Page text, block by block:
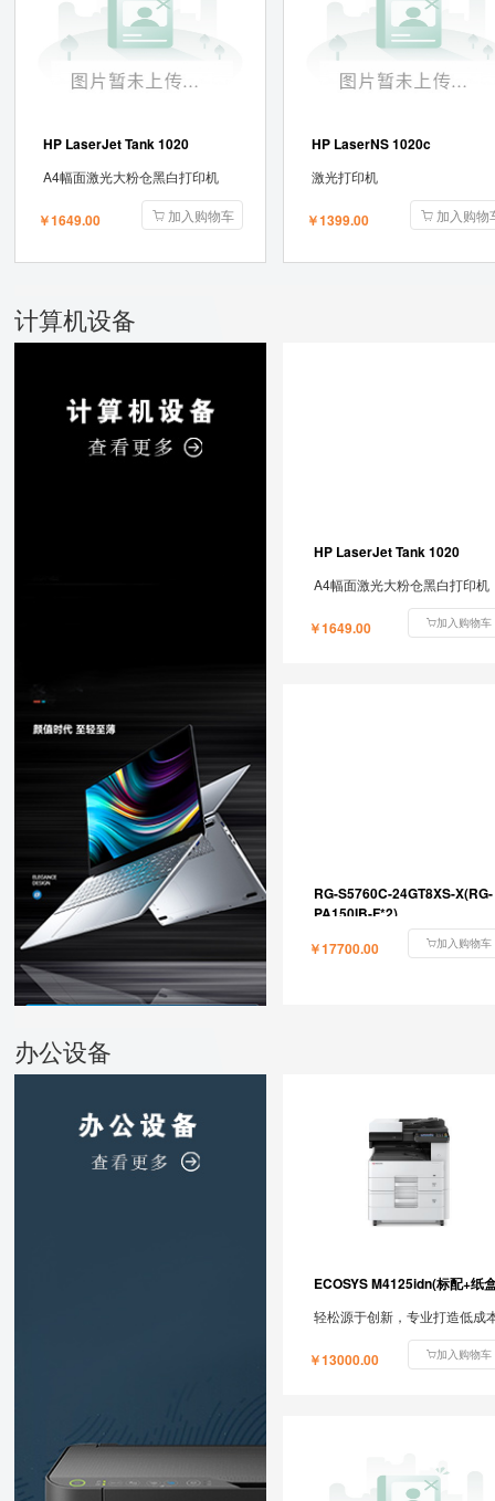
HP LaserJet Tank 1020
A4幅面激光大粉仓黑白打印机
￥1649.00 加入购物车
HP LaserNS 1020c
激光打印机
￥1399.00 加入购物
计算机设备
HP LaserJet Tank 1020
A4幅面激光大粉仓黑白打印机
￥1649.00 加入购物车
RG-S5760C-24GT8XS-X(RG-
PA150IB-F*2)
￥17700.00
加入购物车
办公设备
ECOSYS M4125idn(标配+纸
￥13000.00 加入购物车